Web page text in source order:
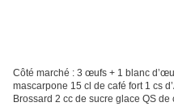
Côté marché : 3 œufs + 1 blanc
mascarpone 15 cl de café fort 1 cs
Brossard 2 cc de sucre glace QS